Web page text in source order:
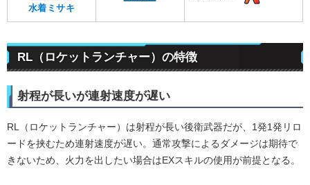
水着ミサキ
RL（ロケットランチャー）の特徴
射程が長いが連射速度が遅い
RL（ロケットランチャー）は射程が長い後衛武器だが、1発1発リロ
ードを挟むため連射速度が遅い。通常攻撃によるダメージは期待で
きないため、火力を出したい場合はEXスキルの使用が前提となる。